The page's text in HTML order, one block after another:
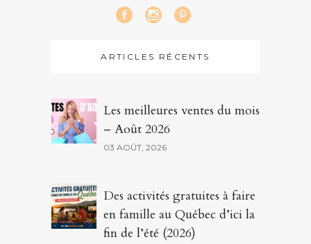
ARTICLES RÉCENTS
Les meilleures ventes du mois
– Août 2026
03 AOÛT, 2026
Des activités gratuites à faire
en famille au Québec d’ici la
fin de l’été (2026)